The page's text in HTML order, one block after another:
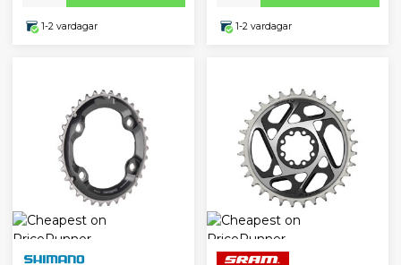
1-2 vardagar 1-2 vardagar